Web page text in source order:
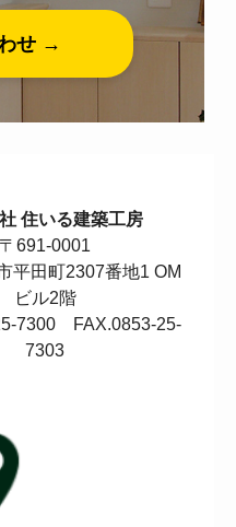
わせ →
住いる建築工房
〒691-0001
平田町2307番地1 OM
ビル2階
7300 FAX.0853-25-
7303